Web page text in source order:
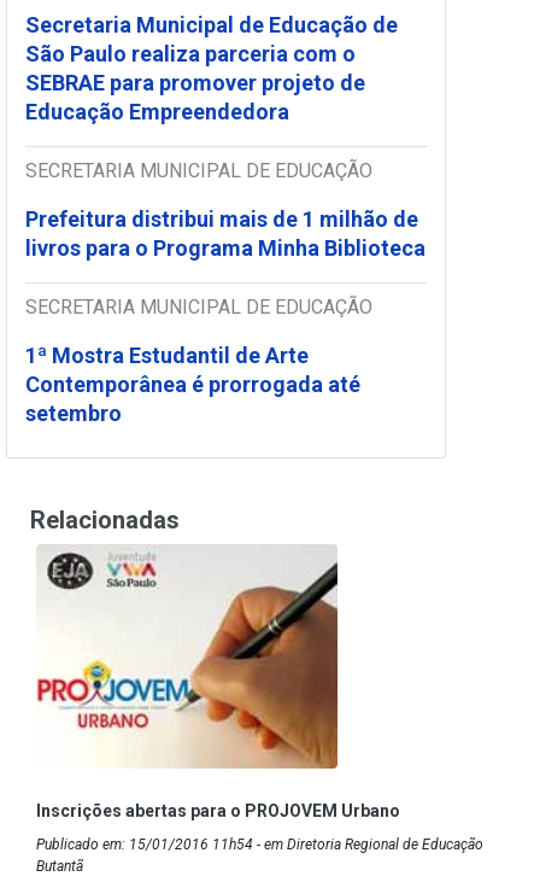
Secretaria Municipal de Educação de
São Paulo realiza parceria com o
SEBRAE para promover projeto de
Educação Empreendedora
SECRETARIA MUNICIPAL DE EDUCAÇÃO
Prefeitura distribui mais de 1 milhão de
livros para o Programa Minha Biblioteca
SECRETARIA MUNICIPAL DE EDUCAÇÃO
1ª Mostra Estudantil de Arte
Contemporânea é prorrogada até
setembro
Relacionadas
Inscrições abertas para o PROJOVEM Urbano
Publicado em: 15/01/2016 11h54 - em Diretoria Regional de Educação
Butantã